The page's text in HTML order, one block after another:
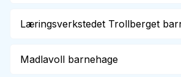
Læringsverkstedet Trollberget
Madlavoll barnehage